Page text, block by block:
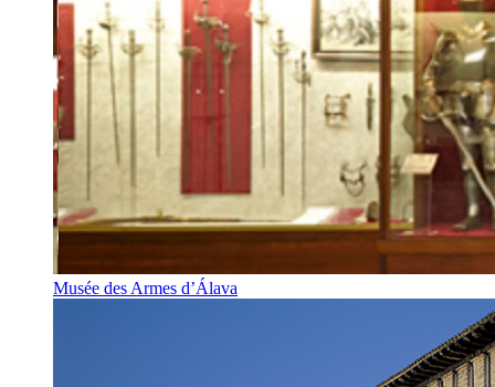
Musée des Armes d’Álava